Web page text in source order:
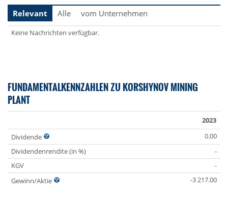
Relevant
Alle vom Unternehmen
Keine Nachrichten verfügbar.
FUNDAMENTALKENNZAHLEN ZU KORSHYNOV MINING
PLANT
2023
Dividende
0.00
Dividendenrendite (in %)
-
KGV
-
Gewinn/Aktie
-3 217.00